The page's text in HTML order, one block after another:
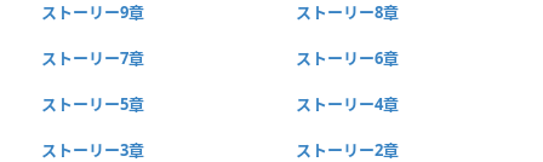
ストーリー9章 ストーリー8章
ストーリー7章 ストーリー6章
ストーリー5章 ストーリー4章
ストーリー3章 ストーリー2章